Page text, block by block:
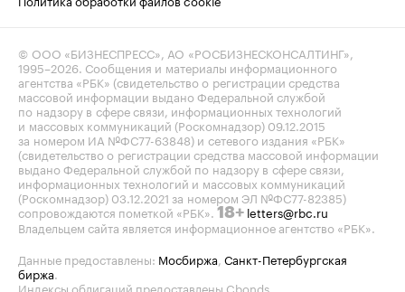
© ООО «БИЗНЕСПРЕСС», АО «РОСБИЗНЕСКОНСАЛТИНГ»,
1995–2026 . Сообщения и материалы информационного
агентства «РБК» (свидетельство о регистрации средства
массовой информации выдано Федеральной службой
по надзору в сфере связи, информационных технологий
и массовых коммуникаций (Роскомнадзор) 09.12.2015
за номером ИА №ФС77-63848) и сетевого издания «РБК»
(свидетельство о регистрации средства массовой информации
выдано Федеральной службой по надзору в сфере связи,
информационных технологий и массовых коммуникаций
(Роскомнадзор) 03.12.2021 за номером ЭЛ №ФС77-82385)
сопровождаются пометкой «РБК». 18+ letters@rbc.ru
Владельцем сайта является информационное агентство «РБК».
Данные предоставлены: Мосбиржа Санкт-Петербургская
биржа
Индексы облигаций предоставлены Cbonds.